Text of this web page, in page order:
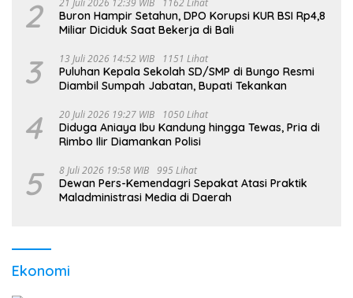
2 21 Juli 2026 12:39 WIB 1162 Lihat
Buron Hampir Setahun, DPO Korupsi KUR BSI Rp4,8
Miliar Diciduk Saat Bekerja di Bali
3 13 Juli 2026 14:52 WIB 1151 Lihat
Puluhan Kepala Sekolah SD/SMP di Bungo Resmi
Diambil Sumpah Jabatan, Bupati Tekankan
4 20 Juli 2026 19:27 WIB 1050 Lihat
Diduga Aniaya Ibu Kandung hingga Tewas, Pria di
Rimbo Ilir Diamankan Polisi
5 8 Juli 2026 19:58 WIB 995 Lihat
Dewan Pers-Kemendagri Sepakat Atasi Praktik
Maladministrasi Media di Daerah
Ekonomi